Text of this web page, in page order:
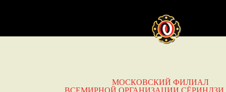
МОСКОВСКИЙ ФИЛИАЛ